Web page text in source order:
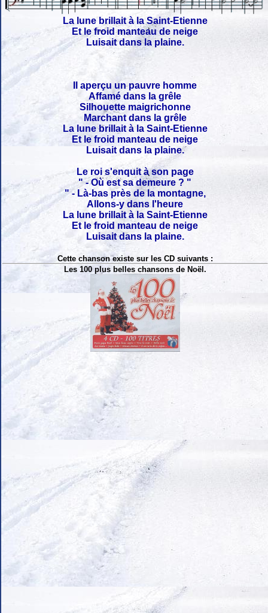
La lune brillait à la Saint-Etienne
Et le froid manteau de neige
Luisait dans la plaine.
Il aperçu un pauvre homme
Affamé dans la grêle
Silhouette maigrichonne
Marchant dans la grêle
La lune brillait à la Saint-Etienne
Et le froid manteau de neige
Luisait dans la plaine.
Le roi s'enquit à son page
" - Où est sa demeure ? "
" - Là-bas près de la montagne,
Allons-y dans l'heure
La lune brillait à la Saint-Etienne
Et le froid manteau de neige
Luisait dans la plaine.
Cette chanson existe sur les CD suivants :
Les 100 plus belles chansons de Noël.